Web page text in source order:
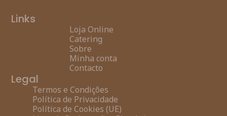
Links
Loja Online
Catering
Sobre
Minha conta
Contacto
Legal
Termos e Condições
Política de Privacidade
Política de Cookies (UE)